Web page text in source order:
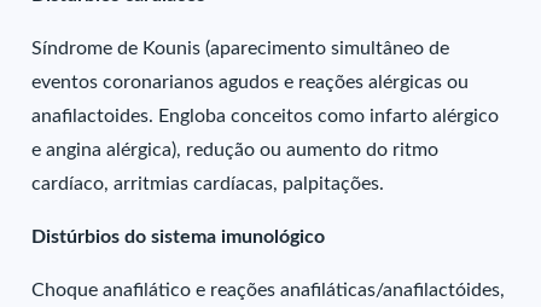
Síndrome de Kounis (aparecimento simultâneo de
eventos coronarianos agudos e reações alérgicas ou
anafilactoides. Engloba conceitos como infarto alérgico
e angina alérgica), redução ou aumento do ritmo
cardíaco, arritmias cardíacas, palpitações.
Distúrbios do sistema imunológico
Choque anafilático e reações anafiláticas/anafilactóides,